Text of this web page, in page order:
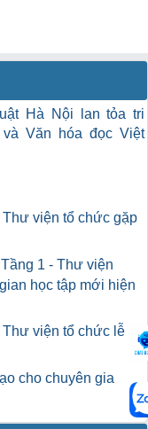
Hà Nội lan tỏa tri
Văn hóa đọc Việt
Thư viện tổ chức gặp
1 - Thư viện
học tập mới hiện
Thư viện tổ chức lễ
cho chuyên gia